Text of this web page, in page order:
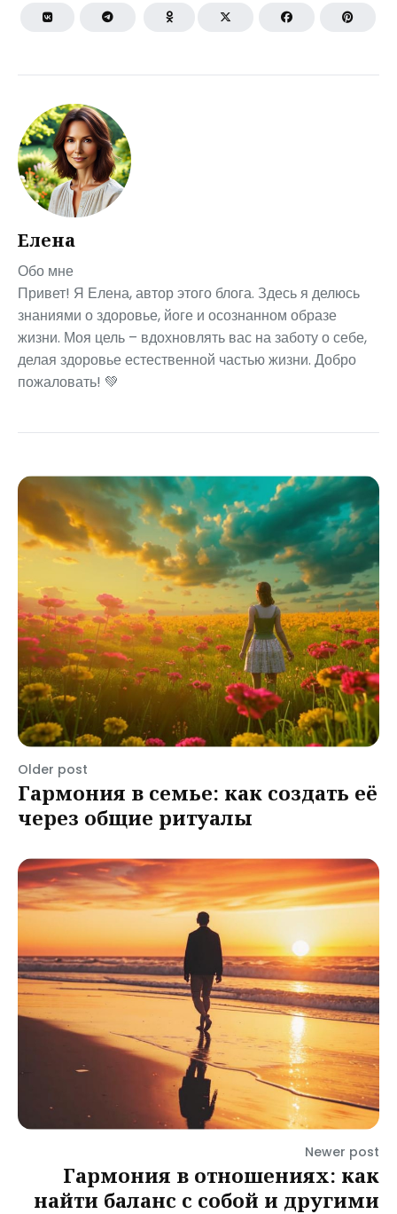
Елена
Обо мне
Привет! Я Елена, автор этого блога. Здесь я делюсь
знаниями о здоровье, йоге и осознанном образе
жизни. Моя цель – вдохновлять вас на заботу о себе,
делая здоровье естественной частью жизни. Добро
пожаловать! 💚
Older post
Гармония в семье: как создать её
через общие ритуалы
Newer post
Гармония в отношениях: как
найти баланс с собой и другими